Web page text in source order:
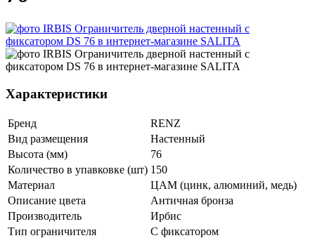
Характеристики
Бренд
RENZ
Вид размещения
Настенный
Высота (мм)
76
Количество в упавковке (шт) 150
Материал
ЦАМ (цинк, алюминий, медь)
Описание цвета
Античная бронза
Производитель
Ирбис
Тип ограничителя
С фиксатором